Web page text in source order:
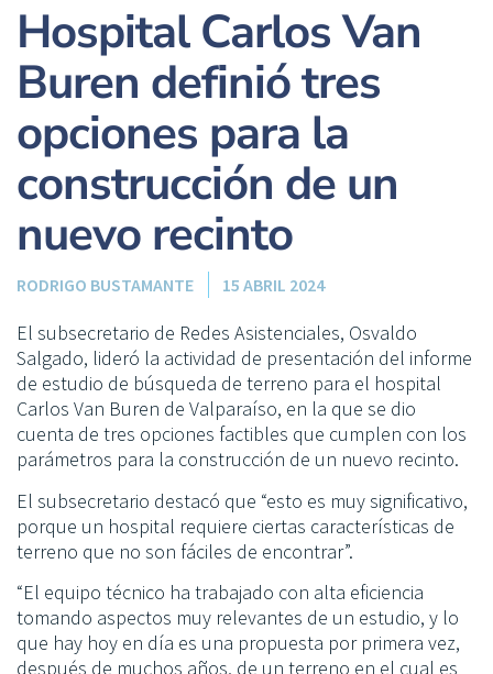
Hospital Carlos Van
Buren definió tres
opciones para la
construcción de un
nuevo recinto
RODRIGO BUSTAMANTE 15 ABRIL 2024
El subsecretario de Redes Asistenciales, Osvaldo
Salgado, lideró la actividad de presentación del informe
de estudio de búsqueda de terreno para el hospital
Carlos Van Buren de Valparaíso, en la que se dio
cuenta de tres opciones factibles que cumplen con los
parámetros para la construcción de un nuevo recinto.
El subsecretario destacó que “esto es muy significativo,
porque un hospital requiere ciertas características de
terreno que no son fáciles de encontrar”.
“El equipo técnico ha trabajado con alta eficiencia
tomando aspectos muy relevantes de un estudio, y lo
que hay hoy en día es una propuesta por primera vez,
después de muchos años, de un terreno en el cual es